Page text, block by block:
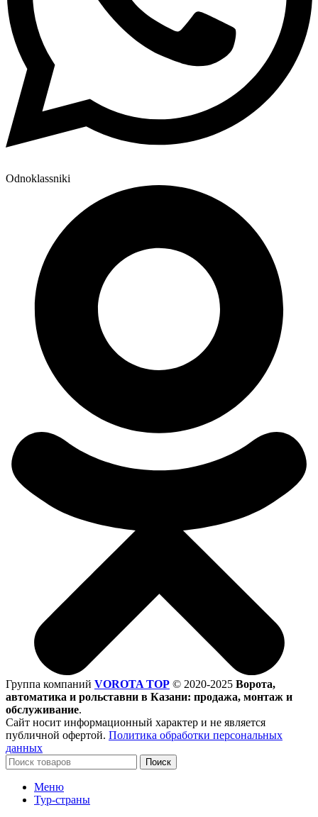
Odnoklassniki
Группа компаний VOROTA TOP © 2020-2025 Ворота,
автоматика и рольставни в Казани: продажа, монтаж и
обслуживание.
Сайт носит информационный характер и не является
публичной офертой. Политика обработки персональных
данных
Поиск
Меню
Тур-страны